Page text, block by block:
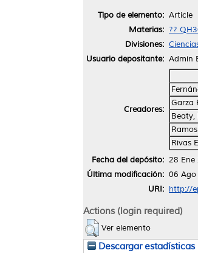
Tipo de elemento: Article
Materias: ??
Divisiones:
Usuario depositante: Admin
Creadores:
Garza
Beaty,
Rivas
Fecha del depósito: 28 Ene
Última modificación: 06 Ago
URI: http://
Actions (login required)
Ver elemento
Descargar estadísticas